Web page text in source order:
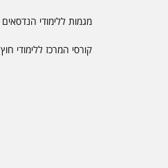
מגמות ללימודי הנדסאים
קורסי המרכז ללימודי חוץ